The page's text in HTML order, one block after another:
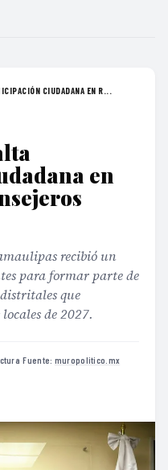
CIUDADANA EN R...
en
recibió un
para formar parte de
que
de 2027.
·Fuente: muropolitico.mx